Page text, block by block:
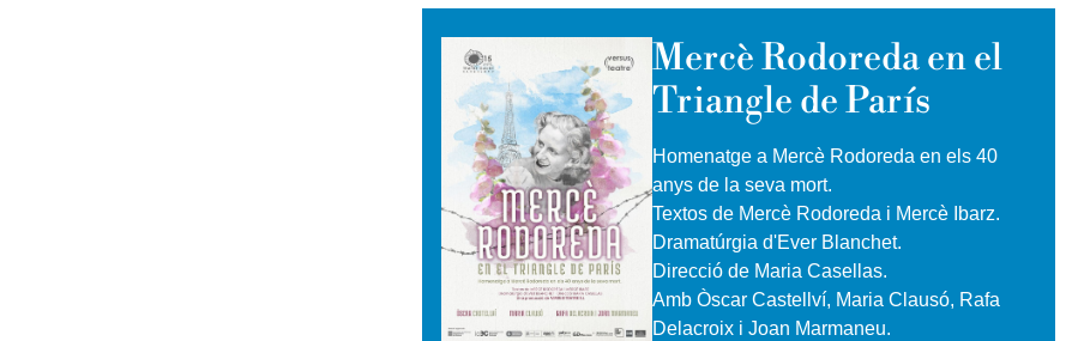
Mercè Rodoreda en el
Triangle de París
Homenatge a Mercè Rodoreda en els 40
anys de la seva mort.
Textos de Mercè Rodoreda i Mercè Ibarz.
Dramatúrgia d'Ever Blanchet.
Direcció de Maria Casellas.
Amb Òscar Castellví, Maria Clausó, Rafa
Delacroix i Joan Marmaneu.